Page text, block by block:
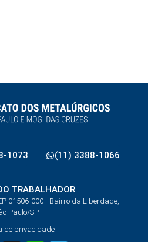
1073 (11) 3388-1066
TRABALHADOR
01506-000 - Bairro da Liberdade,
Paulo/SP
de privacidade